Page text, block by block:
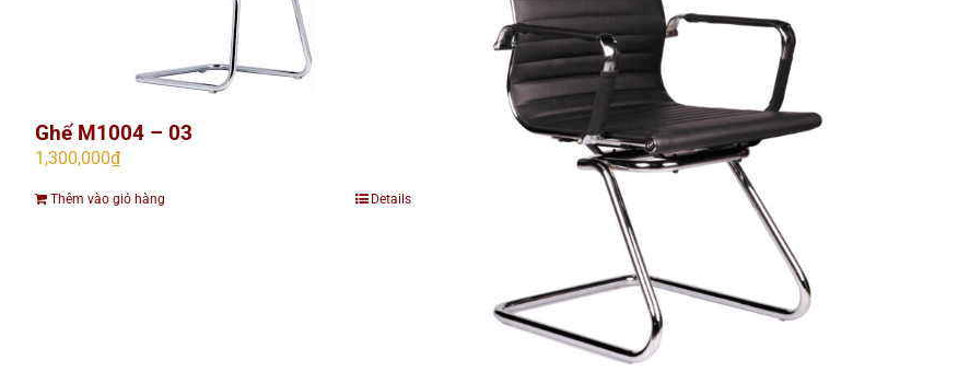
Ghế M1004 – 03
1,300,000₫
Thêm vào giỏ hàng Details